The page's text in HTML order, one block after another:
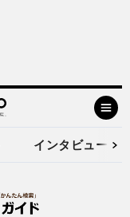
インタビュー